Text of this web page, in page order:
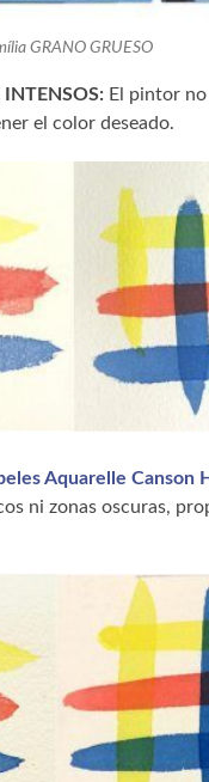
GRANO GRUESO
INTENSOS: El pintor
el color deseado.
Aquarelle Canson
ni zonas oscuras,